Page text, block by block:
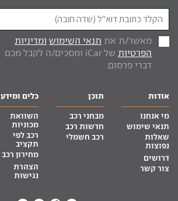
מאשר/ת את תנאי השימוש ומדיניות
הפרטיות
של iCar ומסכים/ה לקבל מכם
דברי פרסום.
אודות
מי אנחנו
תנאי שימוש
שאלות
נפוצות
דרושים
צור קשר
תוכן
מבחני רכב
חדשות רכב
רכב חשמלי
כלים ומידע
השוואת
מכוניות
רכב לפי
תקציב
מחירון רכב
הצהרת
נגישות